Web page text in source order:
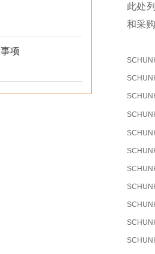
项
此处
和采